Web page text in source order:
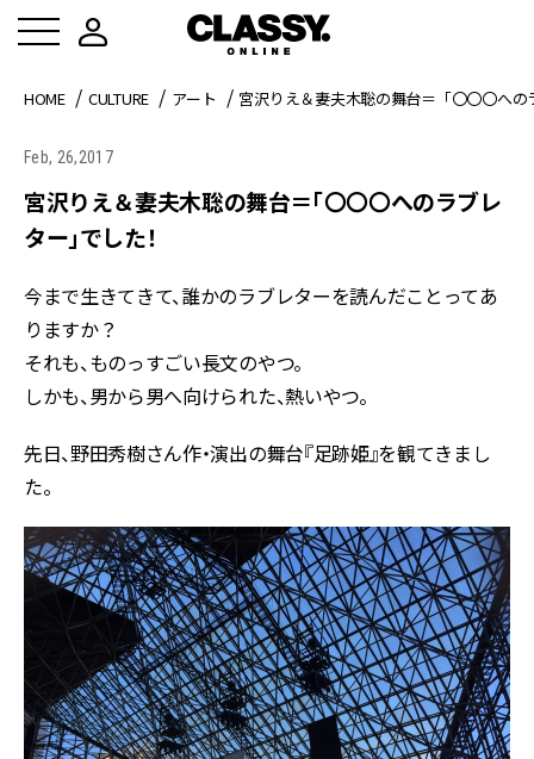
HOME CULTURE アート 宮沢りえ＆妻夫木聡の舞台＝「〇〇〇へ
Feb, 26,2017
宮沢りえ＆妻夫木聡の舞台＝「〇〇〇へのラブレ
ター」でした！
今まで生きてきて、誰かのラブレターを読んだことってあ
りますか？
それも、ものっすごい長文のやつ。
しかも、男から男へ向けられた、熱いやつ。
先日、野田秀樹さん作・演出の舞台『足跡姫』を観てきまし
た。